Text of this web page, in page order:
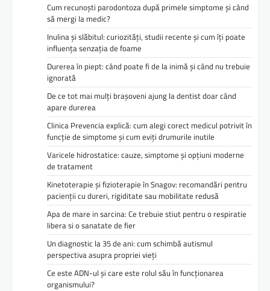
Cum recunoști parodontoza după primele simptome și când
să mergi la medic?
Inulina și slăbitul: curiozități, studii recente și cum îți poate
influența senzația de foame
Durerea în piept: când poate fi de la inimă și când nu trebuie
ignorată
De ce tot mai mulți brașoveni ajung la dentist doar când
apare durerea
Clinica Prevencia explică: cum alegi corect medicul potrivit în
funcție de simptome și cum eviți drumurile inutile
Varicele hidrostatice: cauze, simptome și opțiuni moderne
de tratament
Kinetoterapie și fizioterapie în Snagov: recomandări pentru
pacienții cu dureri, rigiditate sau mobilitate redusă
Apa de mare in sarcina: Ce trebuie stiut pentru o respiratie
libera si o sanatate de fier
Un diagnostic la 35 de ani: cum schimbă autismul
perspectiva asupra propriei vieți
Ce este ADN-ul și care este rolul său în funcționarea
organismului?